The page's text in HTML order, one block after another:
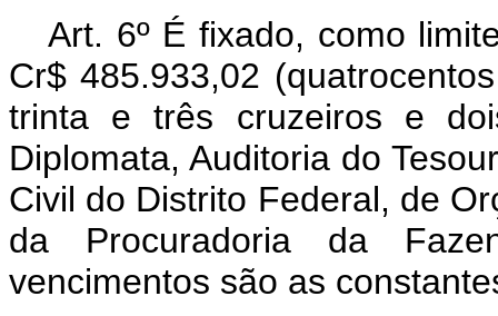
Art. 6º É fixado, como
Cr$ 485.933,02
trinta e três cruzeiros e
Diplomata, Auditoria do
Civil do Distrito Federal, de
da Procuradoria da
vencimentos são as